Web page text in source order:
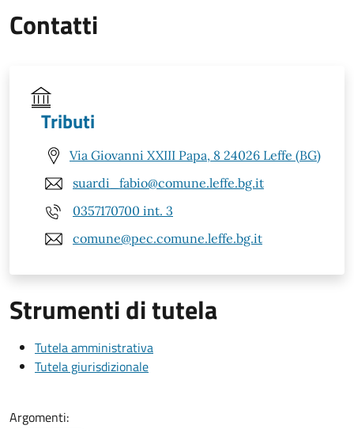
Contatti
Tributi
Via Giovanni XXIII Papa, 8 24026 Leffe (BG)
suardi_fabio@comune.leffe.bg.it
0357170700 int. 3
comune@pec.comune.leffe.bg.it
Strumenti di tutela
Tutela amministrativa
Tutela giurisdizionale
Argomenti: